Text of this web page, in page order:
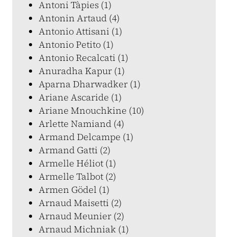
Antoni Tàpies (1)
Antonin Artaud (4)
Antonio Attisani (1)
Antonio Petito (1)
Antonio Recalcati (1)
Anuradha Kapur (1)
Aparna Dharwadker (1)
Ariane Ascaride (1)
Ariane Mnouchkine (10)
Arlette Namiand (4)
Armand Delcampe (1)
Armand Gatti (2)
Armelle Héliot (1)
Armelle Talbot (2)
Armen Gödel (1)
Arnaud Maisetti (2)
Arnaud Meunier (2)
Arnaud Michniak (1)